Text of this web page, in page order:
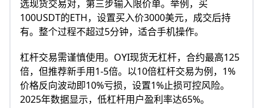
选现货交易对，第三步输入限价单。举例，买
100USDT的ETH，设置买入价3000美元，成交后持
有。整个过程不超过5分钟，适合手机操作。​
杠杆交易需谨慎使用。OYI现货无杠杆，合约最高125
倍，但推荐新手用1-5倍。以10倍杠杆交易为例，1%
价格反向波动即10%亏损，设置1%止损可控风险。
2025年数据显示，低杠杆用户盈利率达65%。​